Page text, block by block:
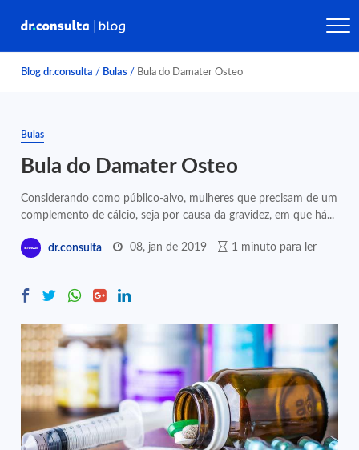
Blog dr.consulta / Bulas / Bula do Damater Osteo
Bulas
Bula do Damater Osteo
Considerando como público-alvo, mulheres que precisam de um
complemento de cálcio, seja por causa da gravidez, em que há...
dr.consulta 08, jan de 2019 1 minuto para ler